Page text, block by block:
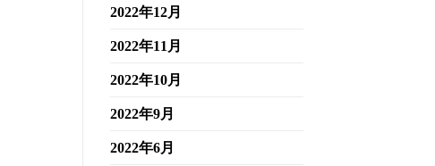
2022年12月
2022年11月
2022年10月
2022年9月
2022年6月